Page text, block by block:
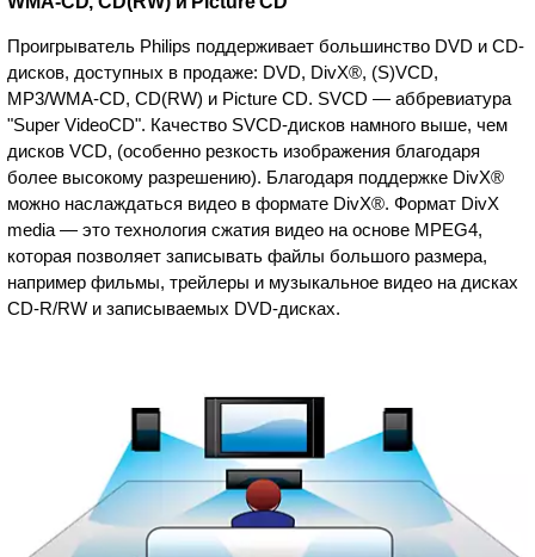
Проигрыватель Philips поддерживает большинство DVD и CD-
дисков, доступных в продаже: DVD, DivX®, (S)VCD,
MP3/WMA-CD, CD(RW) и Picture CD. SVCD — аббревиатура
"Super VideoCD". Качество SVCD-дисков намного выше, чем
дисков VCD, (особенно резкость изображения благодаря
более высокому разрешению). Благодаря поддержке DivX®
можно наслаждаться видео в формате DivX®. Формат DivX
media — это технология сжатия видео на основе MPEG4,
которая позволяет записывать файлы большого размера,
например фильмы, трейлеры и музыкальное видео на дисках
CD-R/RW и записываемых DVD-дисках.